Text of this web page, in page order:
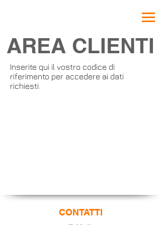
Inserite qui il vostro codice di
riferimento per accedere ai dati
richiesti.
AREA CLIENTI
CONTATTI